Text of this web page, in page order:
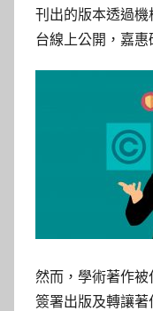
刊出的版本透過
台線上公開，嘉惠
然而，學術著作
簽署出版及轉讓